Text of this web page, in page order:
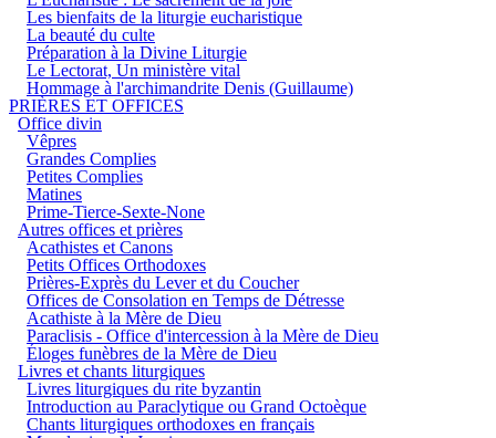
Les bienfaits de la liturgie eucharistique
La beauté du culte
Préparation à la Divine Liturgie
Le Lectorat, Un ministère vital
Hommage à l'archimandrite Denis (Guillaume)
PRIÈRES ET OFFICES
Office divin
Vêpres
Grandes Complies
Petites Complies
Matines
Prime-Tierce-Sexte-None
Autres offices et prières
Acathistes et Canons
Petits Offices Orthodoxes
Prières-Exprès du Lever et du Coucher
Offices de Consolation en Temps de Détresse
Acathiste à la Mère de Dieu
Paraclisis - Office d'intercession à la Mère de Dieu
Éloges funèbres de la Mère de Dieu
Livres et chants liturgiques
Livres liturgiques du rite byzantin
Introduction au Paraclytique ou Grand Octoèque
Chants liturgiques orthodoxes en français